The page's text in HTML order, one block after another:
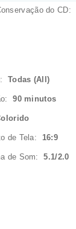
do CD:
Todas (All)
90 minutos
de Tela: 16:9
de Som:5.1/2.0